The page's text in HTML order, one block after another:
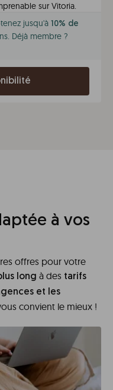
sur Vitoria.
jusqu'à 10% de
Déjà membre ?
à vos
offres pour votre
long à des tarifs
et les
convient le mieux !